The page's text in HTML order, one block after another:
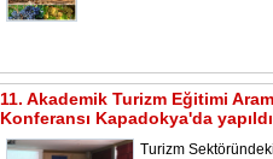
11. Akademik Turizm Eğitimi
Konferansı Kapadokya'da yapıldı
Turizm